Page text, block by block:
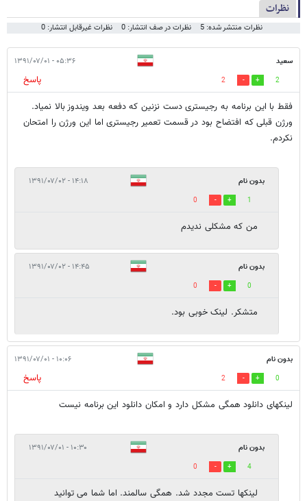
نظرات
نظرات منتشر شده: 5 نظرات در صف انتشار: 0 نظرات غیرقابل انتشار: 0
سعید ۰۵:۳۶ - ۱۳۹۱/۰۷/۰۱
2
2
پاسخ
فقط با این برنامه به رجیستری دست نزنین که دفعه بعد ویندوز بالا نمیاد.
ورژن قبلی که افتضاح بود در قسمت تعمیر رجیستری اما این ورژن را امتحان
نکردم.
بدون نام ۱۴:۱۸ - ۱۳۹۱/۰۷/۰۲
1
0
من که مشکلی ندیدم
بدون نام ۱۴:۴۵ - ۱۳۹۱/۰۷/۰۲
0
0
متشکر. لینک خوبی بود.
بدون نام ۱۰:۰۶ - ۱۳۹۱/۰۷/۰۱
0
2
پاسخ
لینکهای دانلود همگی مشکل دارد و امکان دانلود این برنامه نیست
بدون نام ۱۰:۳۰ - ۱۳۹۱/۰۷/۰۱
4
0
لینکها تست مجدد شد. همگی سالمند. اما شما می توانید